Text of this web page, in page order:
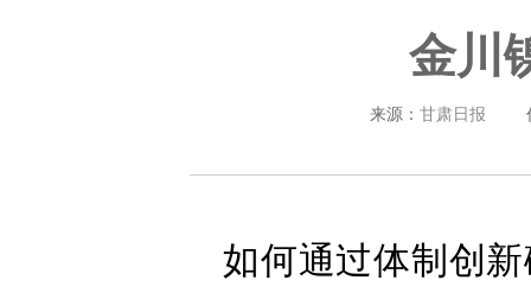
金川
来源： 甘肃日报
如何通过体制创